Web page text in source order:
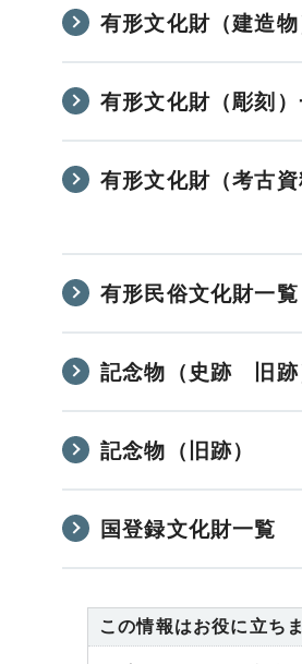
有形文化財（建造
有形文化財（彫刻
有形文化財（考古
有形民俗文化財一覧
記念物（史跡 旧跡
記念物（旧跡）
国登録文化財一覧
この情報はお役に立ち